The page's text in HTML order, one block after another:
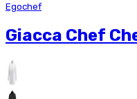
Egochef
Giacca Chef